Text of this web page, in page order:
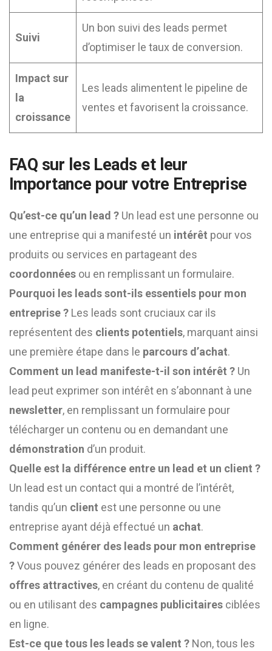
Suivi
Un bon suivi des leads permet
d’optimiser le taux de conversion.
Impact sur
la
croissance
Les leads alimentent le pipeline de
ventes et favorisent la croissance.
FAQ sur les Leads et leur
Importance pour votre Entreprise
Qu’est-ce qu’un lead ? Un lead est une personne ou
une entreprise qui a manifesté un intérêt pour vos
produits ou services en partageant des
coordonnées ou en remplissant un formulaire.
Pourquoi les leads sont-ils essentiels pour mon
entreprise ? Les leads sont cruciaux car ils
représentent des clients potentiels, marquant ainsi
une première étape dans le parcours d’achat.
Comment un lead manifeste-t-il son intérêt ? Un
lead peut exprimer son intérêt en s’abonnant à une
newsletter, en remplissant un formulaire pour
télécharger un contenu ou en demandant une
démonstration d’un produit.
Quelle est la différence entre un lead et un client ?
Un lead est un contact qui a montré de l’intérêt,
tandis qu’un client est une personne ou une
entreprise ayant déjà effectué un achat.
Comment générer des leads pour mon entreprise
?Vous pouvez générer des leads en proposant des
offres attractives, en créant du contenu de qualité
ou en utilisant des campagnes publicitaires ciblées
en ligne.
Est-ce que tous les leads se valent ? Non, tous les